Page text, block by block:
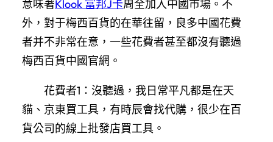
意味著Klook 富邦J卡周全加入中國市場。不
外，對于梅西百貨的在華往留，良多中國花費
者并不非常在意，一些花費者甚至都沒有聽過
梅西百貨中國官網。
花費者1：沒聽過，我日常平凡都是在天
貓、京東買工具，有時辰會找代購，很少在百
貨公司的線上批發店買工具。